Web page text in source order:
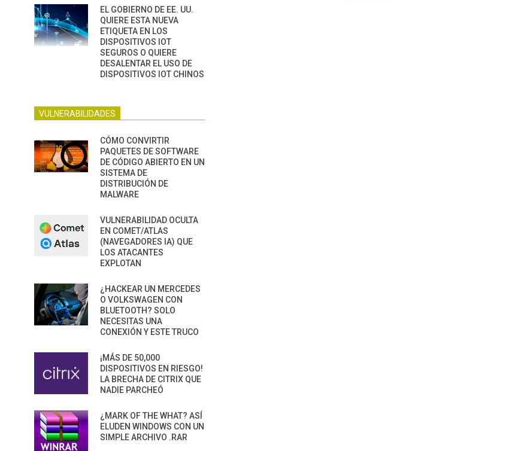
EL GOBIERNO DE EE. UU.
QUIERE ESTA NUEVA
ETIQUETA EN LOS
DISPOSITIVOS IOT
SEGUROS O QUIERE
DESALENTAR EL USO DE
DISPOSITIVOS IOT CHINOS
VULNERABILIDADES
CÓMO CONVIRTIR
PAQUETES DE SOFTWARE
DE CÓDIGO ABIERTO EN UN
SISTEMA DE
DISTRIBUCIÓN DE
MALWARE
VULNERABILIDAD OCULTA
EN COMET/ATLAS
(NAVEGADORES IA) QUE
LOS ATACANTES
EXPLOTAN
¿HACKEAR UN MERCEDES
O VOLKSWAGEN CON
BLUETOOTH? SOLO
NECESITAS UNA
CONEXIÓN Y ESTE TRUCO
¡MÁS DE 50,000
DISPOSITIVOS EN RIESGO!
LA BRECHA DE CITRIX QUE
NADIE PARCHEÓ
¿MARK OF THE WHAT? ASÍ
ELUDEN WINDOWS CON UN
SIMPLE ARCHIVO .RAR